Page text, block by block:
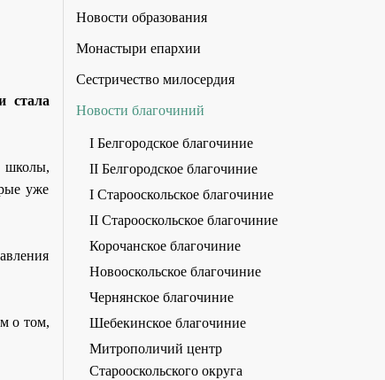
стала
школы,
уже
о том,
Новости образования
Монастыри епархии
Сестричество милосердия
Новости благочиний
I Белгородское благочиние
II Белгородское благочиние
I Старооскольское благочиние
II Старооскольское благочиние
Корочанское благочиние
Новооскольское благочиние
Чернянское благочиние
Шебекинское благочиние
Митрополичий центр
Старооскольского округа